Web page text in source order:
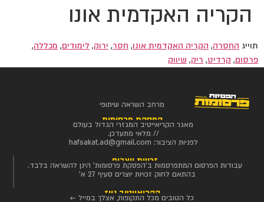
הקריה האקדמית אונו
תוייג החסרה, הקריה האקדמית אונו, חסר, ירוק, לימודים, מכללה,
פרסום, קרדיט, ריק, שיווק
מרחב השראה שיתופי
הפסקת פרסומות
מאגר הקריאייטיב המגזרי הגדול בעולם
// מלאי מתעדכן.
לפניות הציבור: hafsakat.ad@gmail.com
זכויות יוצרים
עבודות הפרסום המתפרסמות ב'הפסקת פרסומות' הינן להשראה בלבד.
בהתאם לחוק זכויות יוצרים סעיף 27 א'
הקריאייטיב ניוז
כל הטובים מכל התקופות, אצלך במייל ←